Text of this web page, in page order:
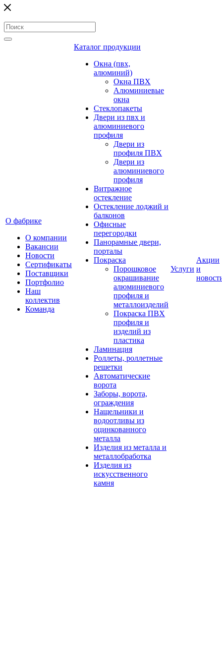
О фабрике
О компании
Вакансии
Новости
Сертификаты
Поставщики
Портфолио
Наш
коллектив
Команда
Каталог продукции
Окна (пвх,
алюминий)
Окна ПВХ
Алюминиевые
окна
Стеклопакеты
Двери из пвх и
алюминиевого
профиля
Двери из
профиля ПВХ
Двери из
алюминиевого
профиля
Витражное
остекление
Остекление лоджий и
балконов
Офисные
перегородки
Панорамные двери,
порталы
Покраска
Порошковое
окрашивание
алюминиевого
профиля и
металлоизделий
Покраска ПВХ
профиля и
изделий из
пластика
Ламинация
Роллеты, роллетные
решетки
Автоматические
ворота
Заборы, ворота,
ограждения
Нащельники и
водоотливы из
оцинкованного
металла
Изделия из металла и
металлобработка
Изделия из
искусственного
камня
Услуги
Акции
и